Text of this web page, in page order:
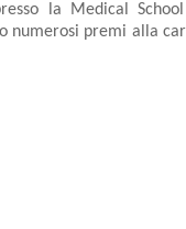
la Medical
numerosi premi alla